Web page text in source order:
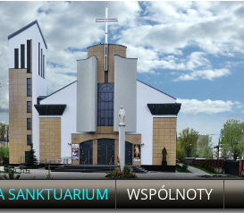
SANKTUARIUM WSPÓLNOTY